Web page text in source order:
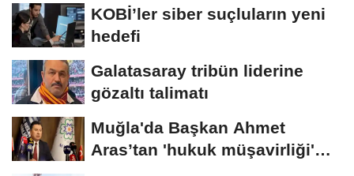
KOBİ’ler siber suçluların yeni
hedefi
Galatasaray tribün liderine
gözaltı talimatı
Muğla'da Başkan Ahmet
Aras’tan 'hukuk müşavirliği'